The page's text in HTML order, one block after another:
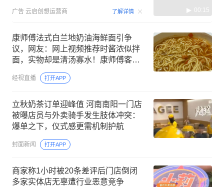
广告 云启创想运营商 了解详情 00:15
康师傅法式白兰地奶油海鲜面引争
议，网友：网上视频推荐时酱浓似拌
面，实物却是清汤寡水！康师傅客
服：将记录反映这一情况
经视直播 打开APP
立秋奶茶订单迎峰值 河南南阳一门店
被曝店员与外卖骑手发生肢体冲突：
爆单之下，仪式感更需机制护航
封面新闻 打开APP
商家称1小时被20条差评后门店倒闭
多家实体店无辜遭行业恶意竞争